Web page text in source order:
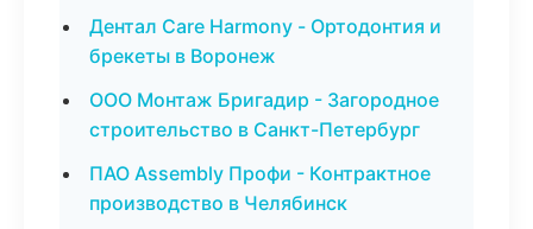
Дентал Care Harmony - Ортодонтия и
брекеты в Воронеж
ООО Монтаж Бригадир - Загородное
строительство в Санкт-Петербург
ПАО Assembly Профи - Контрактное
производство в Челябинск